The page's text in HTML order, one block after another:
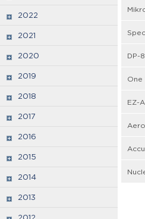
2022
2021
2020
2019
2018
2017
2016
2015
2014
2013
DP-
One
EZ-